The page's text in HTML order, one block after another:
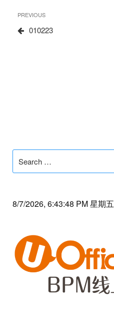
文
章
Previous
Post
PREVIOUS
010223
Search
for:
8/7/2026, 6:43:48 PM 星期五